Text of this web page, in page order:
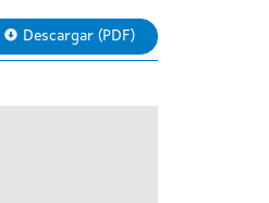
Descargar (PDF)